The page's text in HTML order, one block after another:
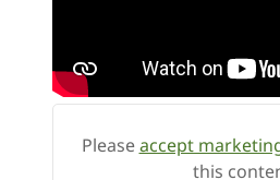
Pleaseaccept
this